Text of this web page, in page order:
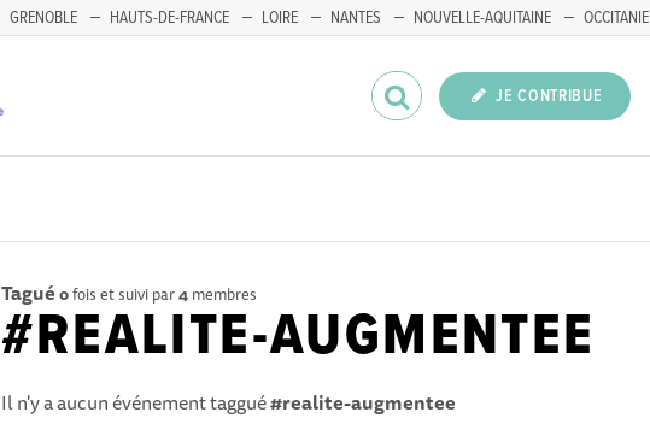
GRENOBLE HAUTS-DE-FRANCE LOIRE NANTES NOUVELLE-AQUITAINE OCCITANIE
JE CONTRIBUE
Tagué 0fois et suivi par4 membres
#REALITE-AUGMENTEE
Il n'y a aucun événement taggué#realite-augmentee